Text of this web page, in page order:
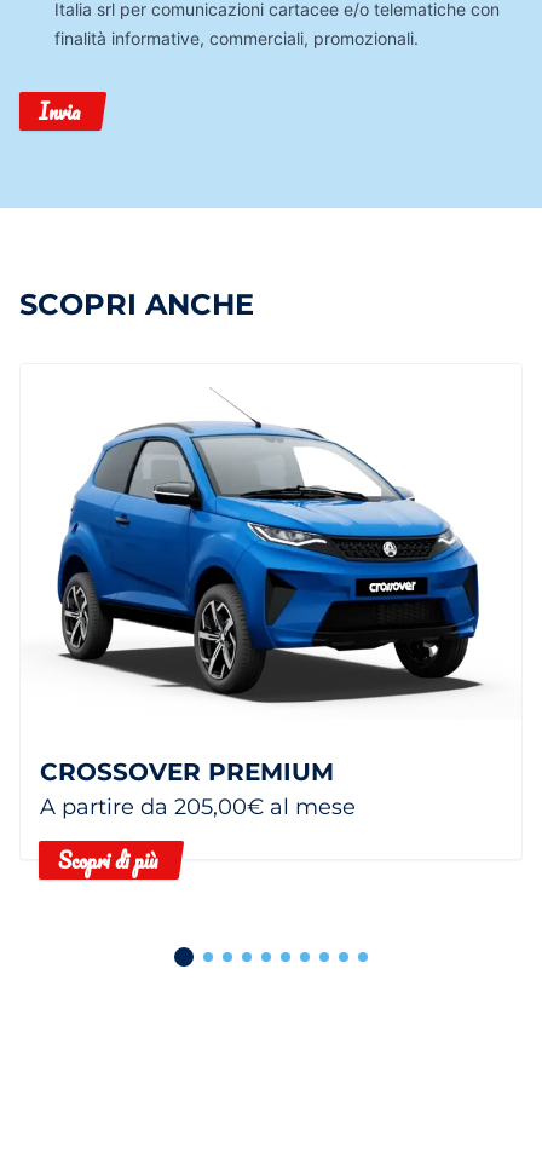
Italia srl per comunicazioni cartacee e/o telematiche con
finalità informative, commerciali, promozionali.
Invia
SCOPRI ANCHE
CROSSOVER PREMIUM
A partire da 205,00€ al mese
Scopri di più